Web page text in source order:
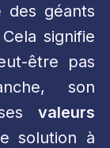
des géants
signifie
être pas
son
sesvaleurs
solution à